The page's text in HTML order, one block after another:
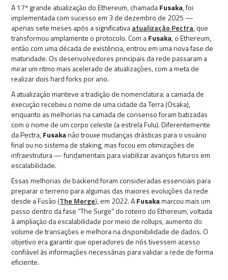
A 17ª grande atualização do Ethereum, chamadaFusaka, foi
implementada com sucesso em 3 de dezembro de 2025 —
apenas sete meses após a significativaatualização Pectra, que
transformou amplamente o protocolo. Com aFusaka, o Ethereum,
então com uma década de existência, entrou em uma nova fase de
maturidade. Os desenvolvedores principais da rede passaram a
mirar um ritmo mais acelerado de atualizações, com a meta de
realizar dois hard forks por ano.
A atualização manteve a tradição de nomenclatura: a camada de
execução recebeu o nome de uma cidade da Terra (Osaka),
enquanto as melhorias na camada de consenso foram batizadas
com o nome de um corpo celeste (a estrela Fulu). Diferentemente
da Pectra,Fusakanão trouxe mudanças drásticas para o usuário
final ou no sistema de staking, mas focou em otimizações de
infraestrutura — fundamentais para viabilizar avanços futuros em
escalabilidade.
Essas melhorias de backend foram consideradas essenciais para
preparar o terreno para algumas das maiores evoluções da rede
desde a Fusão (The Merge), em 2022. AFusakamarcou mais um
passo dentro da fase “The Surge” do roteiro do Ethereum, voltada
à ampliação da escalabilidade por meio de rollups, aumento do
volume de transações e melhora na disponibilidade de dados. O
objetivo era garantir que operadores de nós tivessem acesso
confiável às informações necessárias para validar a rede de forma
eficiente.